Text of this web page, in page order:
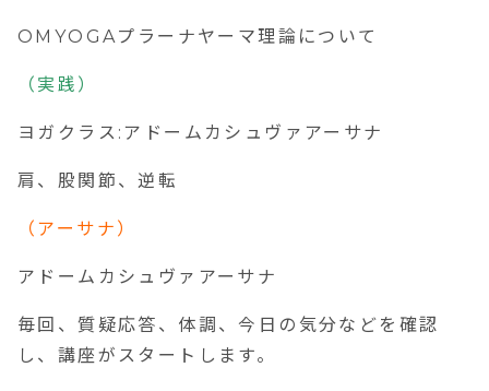
OMYOGAプラーナヤーマ理論について
（実践）
ヨガクラス : アドームカシュヴァアーサナ
肩、股関節、逆転
（アーサナ）
アドームカシュヴァアーサナ
毎回、質疑応答、体調、今日の気分などを確認
し、講座がスタートします。